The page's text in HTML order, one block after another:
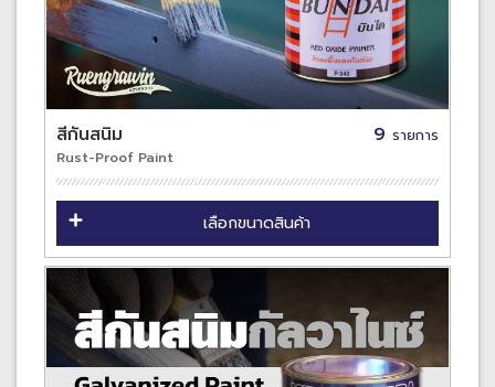
สีกันสนิม 9 รายการ
Rust-Proof Paint
เลือกขนาดสินค้า